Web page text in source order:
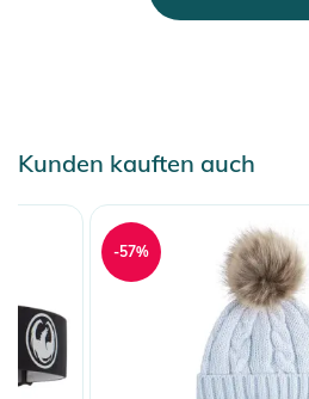
Kunden kauften auch
-57%